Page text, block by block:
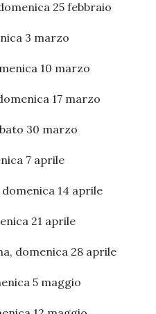
25 febbraio
3 marzo
10 marzo
17 marzo
30 marzo
7 aprile
14 aprile
21 aprile
domenica 28 aprile
5 maggio